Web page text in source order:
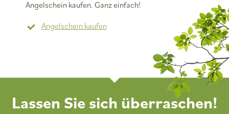
Angelschein kaufen. Ganz einfach!
Angelschein kaufen
Lassen Sie sich überraschen!